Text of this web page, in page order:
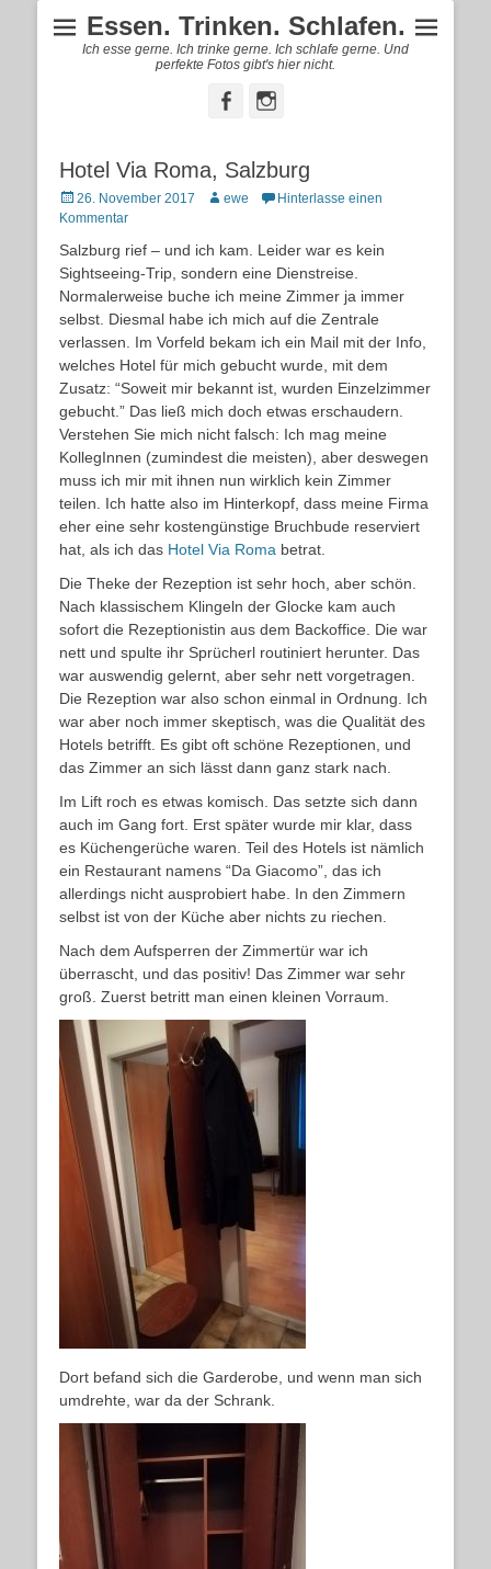
Essen. Trinken. Schlafen.
Ich esse gerne. Ich trinke gerne. Ich schlafe gerne. Und
perfekte Fotos gibt's hier nicht.
FacebookInstagram
Hotel Via Roma, Salzburg
Posted
on
26. November 2017 Autorewe
Hinterlasse einen
Kommentar
Salzburg rief – und ich kam. Leider war es kein
Sightseeing-Trip, sondern eine Dienstreise.
Normalerweise buche ich meine Zimmer ja immer
selbst. Diesmal habe ich mich auf die Zentrale
verlassen. Im Vorfeld bekam ich ein Mail mit der Info,
welches Hotel für mich gebucht wurde, mit dem
Zusatz: “Soweit mir bekannt ist, wurden Einzelzimmer
gebucht.” Das ließ mich doch etwas erschaudern.
Verstehen Sie mich nicht falsch: Ich mag meine
KollegInnen (zumindest die meisten), aber deswegen
muss ich mir mit ihnen nun wirklich kein Zimmer
teilen. Ich hatte also im Hinterkopf, dass meine Firma
eher eine sehr kostengünstige Bruchbude reserviert
hat, als ich das Hotel Via Roma betrat.
Die Theke der Rezeption ist sehr hoch, aber schön.
Nach klassischem Klingeln der Glocke kam auch
sofort die Rezeptionistin aus dem Backoffice. Die war
nett und spulte ihr Sprücherl routiniert herunter. Das
war auswendig gelernt, aber sehr nett vorgetragen.
Die Rezeption war also schon einmal in Ordnung. Ich
war aber noch immer skeptisch, was die Qualität des
Hotels betrifft. Es gibt oft schöne Rezeptionen, und
das Zimmer an sich lässt dann ganz stark nach.
Im Lift roch es etwas komisch. Das setzte sich dann
auch im Gang fort. Erst später wurde mir klar, dass
es Küchengerüche waren. Teil des Hotels ist nämlich
ein Restaurant namens “Da Giacomo”, das ich
allerdings nicht ausprobiert habe. In den Zimmern
selbst ist von der Küche aber nichts zu riechen.
Nach dem Aufsperren der Zimmertür war ich
überrascht, und das positiv! Das Zimmer war sehr
groß. Zuerst betritt man einen kleinen Vorraum.
Dort befand sich die Garderobe, und wenn man sich
umdrehte, war da der Schrank.